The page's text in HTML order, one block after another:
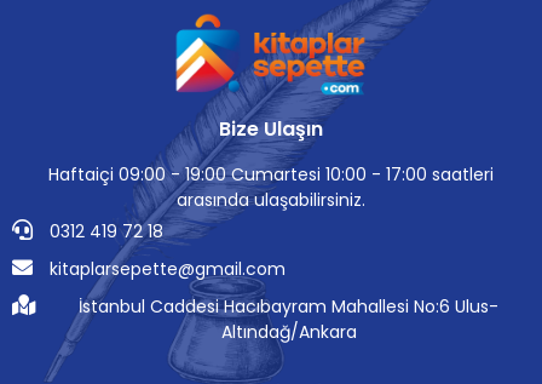
Bize Ulaşın
Haftaiçi 09:00 - 19:00 Cumartesi 10:00 - 17:00 saatleri
arasında ulaşabilirsiniz.
0312 419 72 18
kitaplarsepette@gmail.com
İstanbul Caddesi Hacıbayram Mahallesi No:6 Ulus-
Altındağ/Ankara